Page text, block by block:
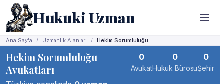
Hukuki Uzman
Ana Sayfa Uzmanlık Alanları Hekim Sorumluluğu
Hekim Sorumluluğu
Avukatları
0
Avukat
0
Hukuk Bürosu
0
Şehir